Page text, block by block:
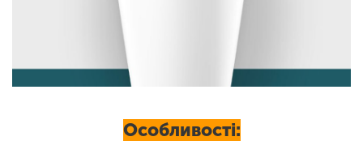
Особливості: